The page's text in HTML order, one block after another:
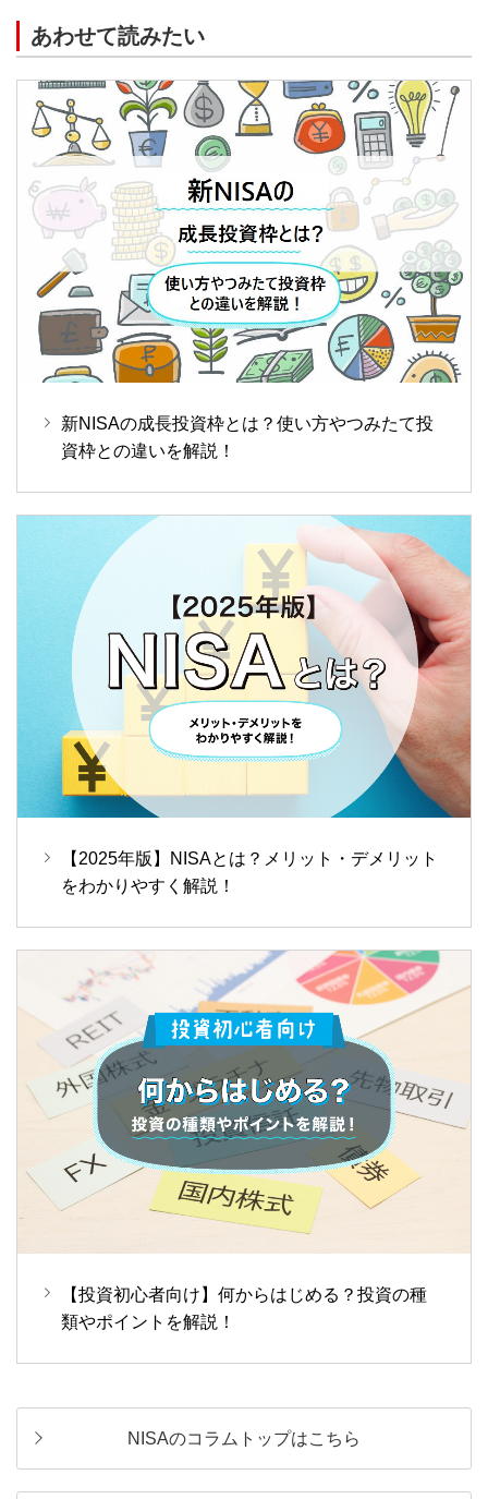
あわせて読みたい
新NISAの成長投資枠とは？使い方やつみたて投
資枠との違いを解説！
【2025年版】NISAとは？メリット・デメリット
をわかりやすく解説！
【投資初心者向け】何からはじめる？投資の種
類やポイントを解説！
NISAのコラムトップはこちら